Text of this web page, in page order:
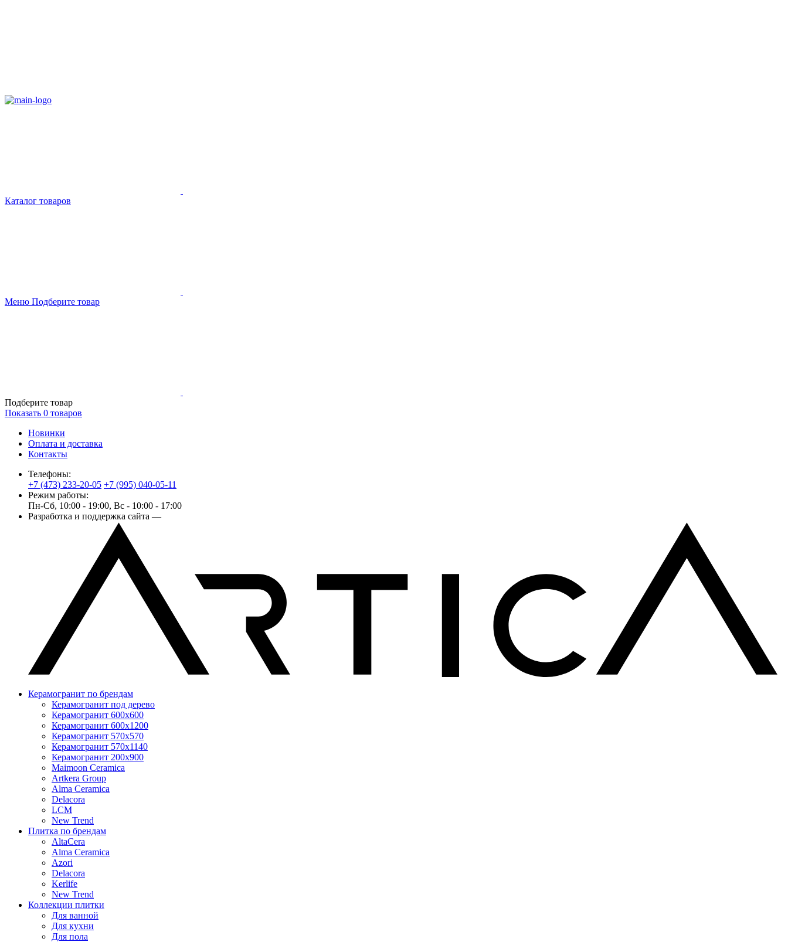
Каталог товаров
Меню Подберите товар
Подберите товар
Показать 0 товаров
Новинки
Оплата и доставка
Контакты
Телефоны:
+7 (473) 233-20-05 +7 (995) 040-05-11
Режим работы:
Пн-Сб, 10:00 - 19:00, Вс - 10:00 - 17:00
Разработка и поддержка сайта —
Керамогранит по брендам
Керамогранит под дерево
Керамогранит 600x600
Керамогранит 600x1200
Керамогранит 570x570
Керамогранит 570x1140
Керамогранит 200x900
Maimoon Ceramica
Artkera Group
Alma Ceramica
Delacora
LCM
New Trend
Плитка по брендам
AltaCera
Аlma Ceramica
Azori
Delacora
Kerlife
New Trend
Коллекции плитки
Для ванной
Для кухни
Для пола